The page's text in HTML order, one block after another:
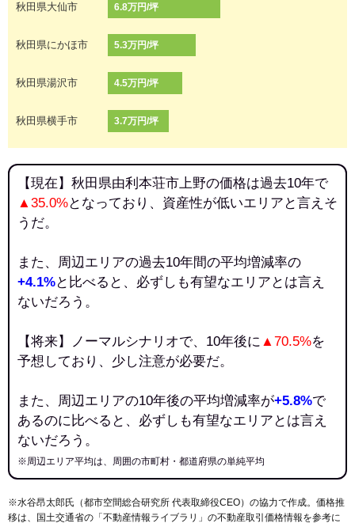
秋田県大仙市 6.8万円/坪
秋田県にかほ市 5.3万円/坪
秋田県湯沢市 4.5万円/坪
秋田県横手市 3.7万円/坪
【現在】秋田県由利本荘市上野の価格は過去10年で
▲35.0%となっており、資産性が低いエリアと言えそ
うだ。
また、周辺エリアの過去10年間の平均増減率の
+4.1%と比べると、必ずしも有望なエリアとは言え
ないだろう。
【将来】ノーマルシナリオで、10年後に ▲70.5%を
予想しており、少し注意が必要だ。
また、周辺エリアの10年後の平均増減率が+5.8%で
あるのに比べると、必ずしも有望なエリアとは言え
ないだろう。
※周辺エリア平均は、周囲の市町村・都道府県の単純平均
※水谷昂太郎氏（都市空間総合研究所 代表取締役CEO）の協力で作成。価格推
移は、国土交通省の「 不動産情報ライブラリ 」の不動産取引価格情報を参考に